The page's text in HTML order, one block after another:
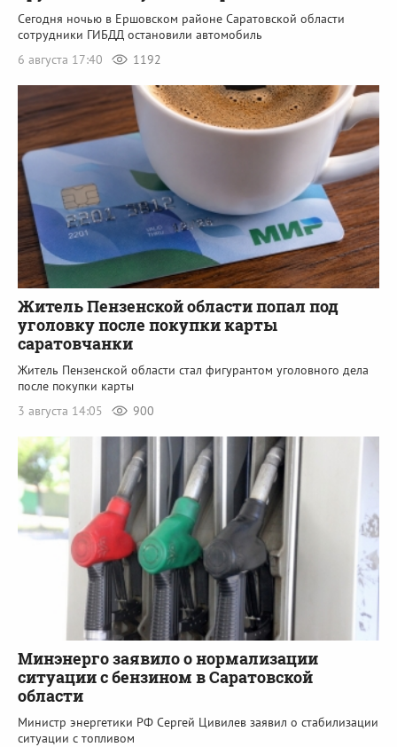
Сегодня ночью в Ершовском районе Саратовской области
сотрудники ГИБДД остановили автомобиль
6 августа 17:40
1192
Житель Пензенской области попал под
уголовку после покупки карты
саратовчанки
Житель Пензенской области стал фигурантом уголовного дела
после покупки карты
3 августа 14:05
900
Минэнерго заявило о нормализации
ситуации с бензином в Саратовской
области
Министр энергетики РФ Сергей Цивилев заявил о стабилизации
ситуации с топливом